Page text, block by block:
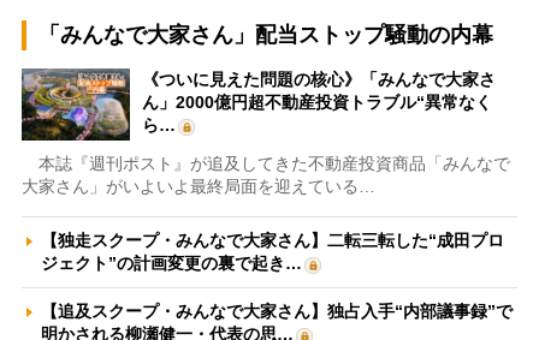
「みんなで大家さん」配当ストップ騒動の内幕
《ついに見えた問題の核心》「みんなで大家さ
ん」2000億円超不動産投資トラブル“異常なく
ら…
本誌『週刊ポスト』が追及してきた不動産投資商品「みんなで
大家さん」がいよいよ最終局面を迎えている…
【独走スクープ・みんなで大家さん】二転三転した“成田プロ
ジェクト”の計画変更の裏で起き…
【追及スクープ・みんなで大家さん】独占入手“内部議事録”で
明かされる柳瀬健一・代表の思…